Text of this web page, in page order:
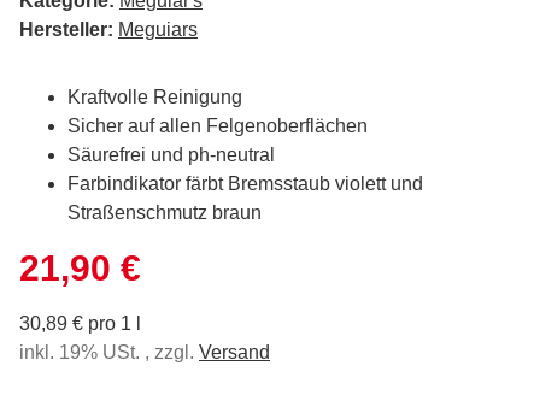
Hersteller: Meguiars
Kraftvolle Reinigung
Sicher auf allen Felgenoberflächen
Säurefrei und ph-neutral
Farbindikator färbt Bremsstaub violett und
Straßenschmutz braun
21,90 €
30,89 € pro 1 l
inkl. 19% USt. , zzgl. Versand